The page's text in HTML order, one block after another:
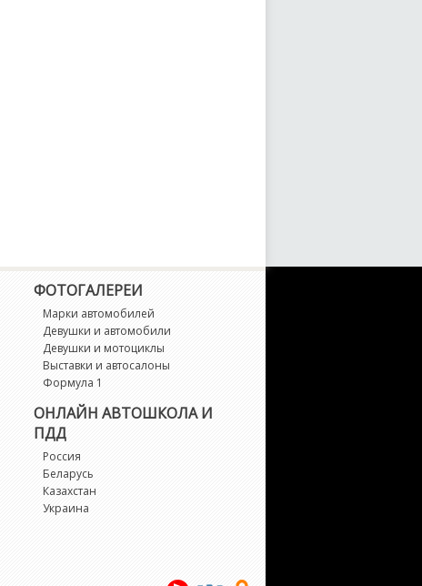
ФОТОГАЛЕРЕИ
Марки автомобилей
Девушки и автомобили
Девушки и мотоциклы
Выставки и автосалоны
Формула 1
ОНЛАЙН АВТОШКОЛА И
ПДД
Россия
Беларусь
Казахстан
Украина